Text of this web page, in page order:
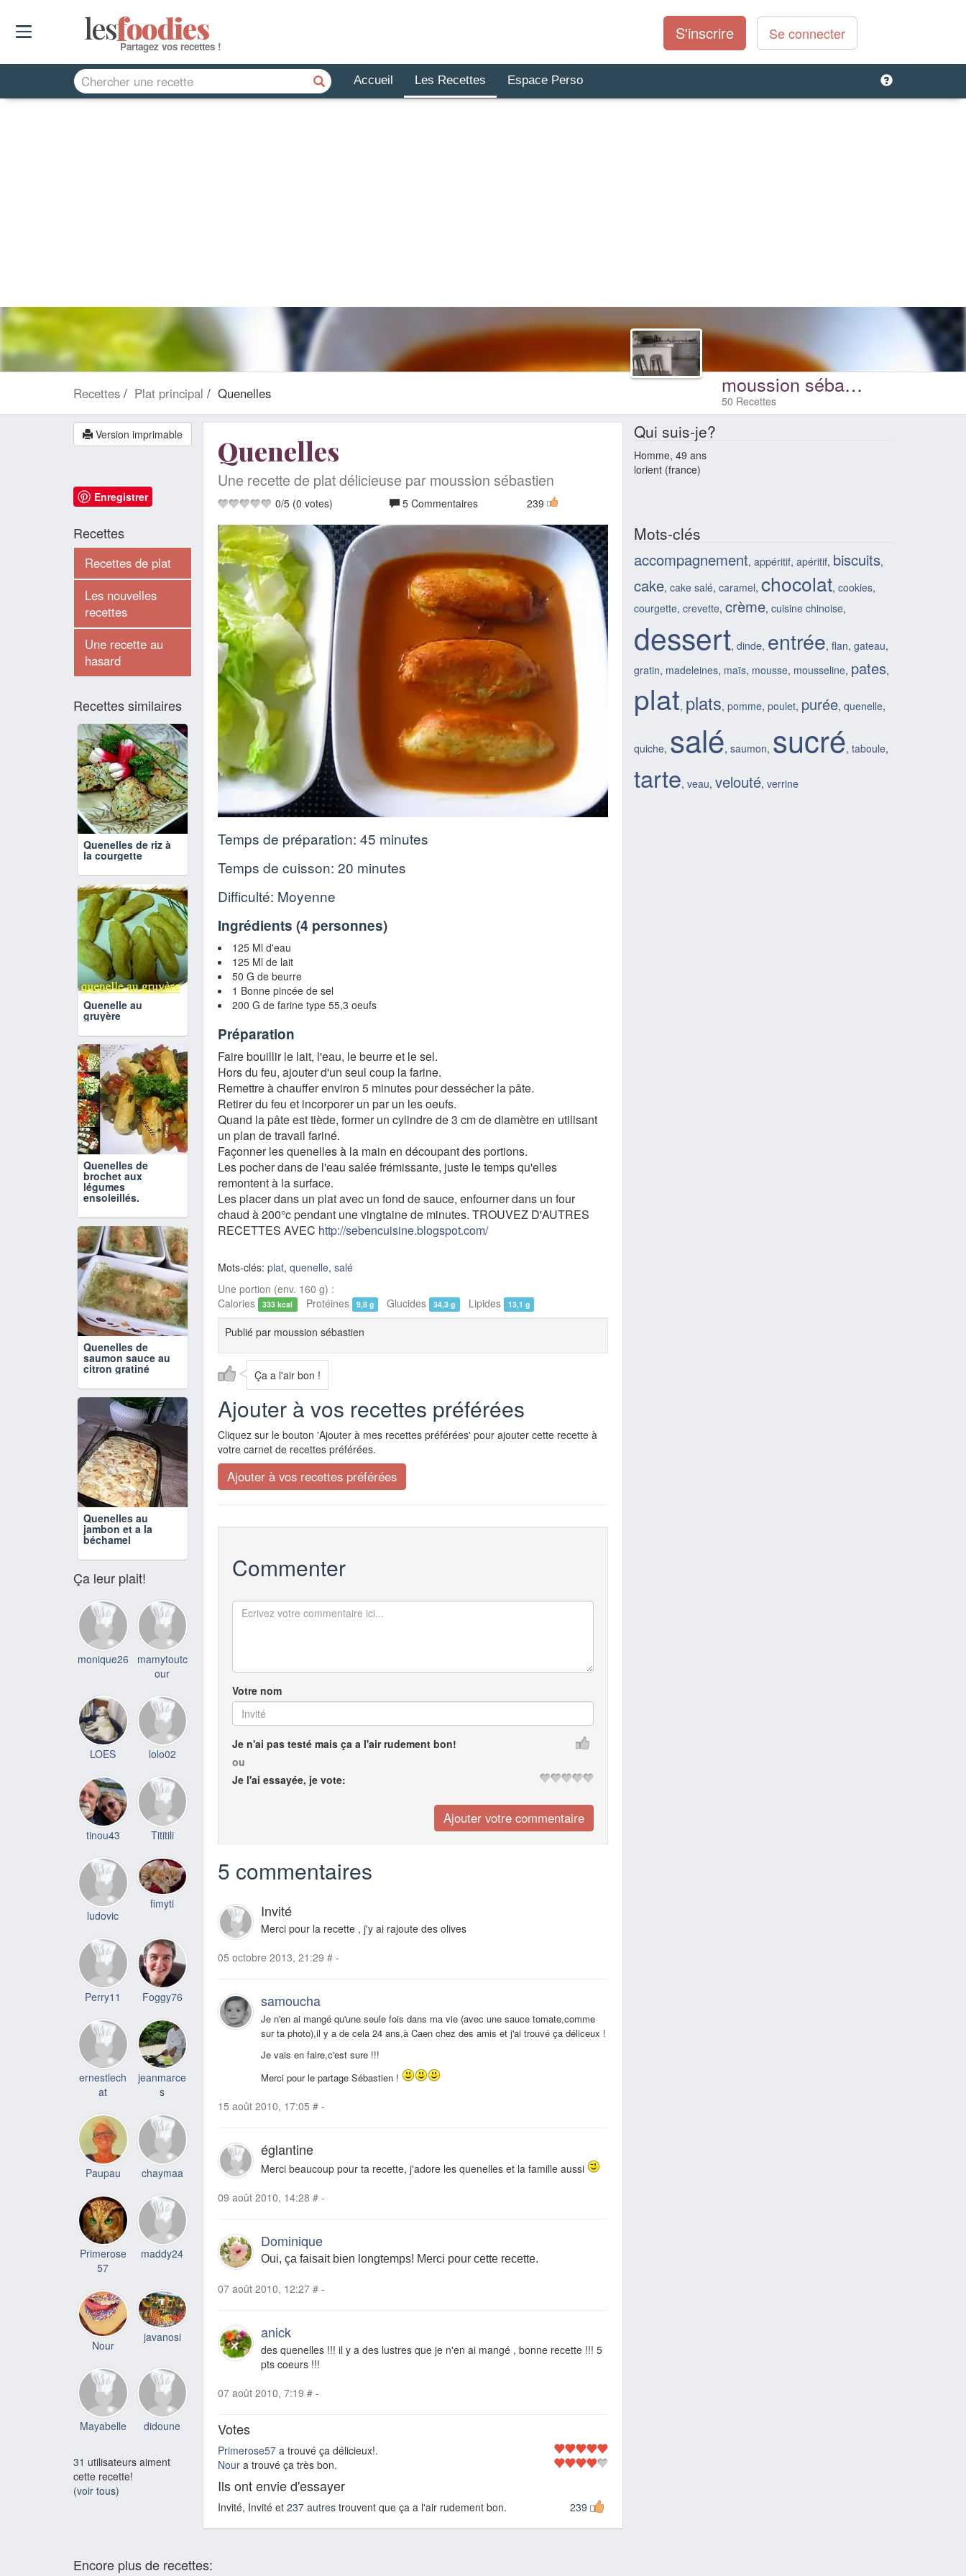
lesfoodies
Partagez vos recettes !
S'inscrire Se connecter
Accueil Les Recettes Espace Perso
Recettes Plat principal Quenelles moussion sébastien
50 Recettes
Quenelles
Une recette de plat délicieuse par moussion sébastien
0/5 (0 votes) 5 Commentaires 239
Temps de préparation: 45 minutes
Temps de cuisson: 20 minutes
Difficulté: Moyenne
Ingrédients (4 personnes)
125 Ml d'eau
125 Ml de lait
50 G de beurre
1 Bonne pincée de sel
200 G de farine type 55,3 oeufs
Préparation
Faire bouillir le lait, l'eau, le beurre et le sel.
Hors du feu, ajouter d'un seul coup la farine.
Remettre à chauffer environ 5 minutes pour dessécher la pâte.
Retirer du feu et incorporer un par un les oeufs.
Quand la pâte est tiède, former un cylindre de 3 cm de diamètre en utilisant
un plan de travail fariné.
Façonner les quenelles à la main en découpant des portions.
Les pocher dans de l'eau salée frémissante, juste le temps qu'elles
remontent à la surface.
Les placer dans un plat avec un fond de sauce, enfourner dans un four
chaud à 200°c pendant une vingtaine de minutes. TROUVEZ D'AUTRES
RECETTES AVEC http://sebencuisine.blogspot.com/
Mots-clés: plat, quenelle, salé
Une portion (env. 160 g) :
Calories
333 kcal Protéines 9,8 g Glucides 34,3 g Lipides 13,1 g
Publié par moussion sébastien
Ça a l'air bon !
Ajouter à vos recettes préférées
Cliquez sur le bouton 'Ajouter à mes recettes préférées' pour ajouter cette recette à
votre carnet de recettes préférées.
Commenter
Votre nom
Je n'ai pas testé mais ça a l'air rudement bon!
ou
Je l'ai essayée, je vote:
5 commentaires
Invité
Merci pour la recette , j'y ai rajoute des olives
05 octobre 2013, 21:29 # -
samoucha
Je n'en ai mangé qu'une seule fois dans ma vie (avec une sauce tomate,comme
sur ta photo),il y a de cela 24 ans,à Caen chez des amis et j'ai trouvé ça déliceux !
Je vais en faire,c'est sure !!!
Merci pour le partage Sébastien !
15 août 2010, 17:05 # -
églantine
Merci beaucoup pour ta recette, j'adore les quenelles et la famille aussi
09 août 2010, 14:28 # -
Dominique
Oui, ça faisait bien longtemps! Merci pour cette recette.
07 août 2010, 12:27 # -
anick
des quenelles !!! il y a des lustres que je n'en ai mangé , bonne recette !!! 5
pts coeurs !!!
07 août 2010, 7:19 # -
Votes
Primerose57 a trouvé ça délicieux!.
Nour a trouvé ça très bon.
Ils ont envie d'essayer
239
Invité, Invité et 237 autres trouvent que ça a l'air rudement bon.
Version imprimable
Enregistrer
Recettes
Recettes de plat
Les nouvelles
recettes
Une recette au
hasard
Recettes similaires
Quenelles de riz à
la courgette
Quenelle au
gruyère
Quenelles de
brochet aux
légumes
ensoleillés.
Quenelles de
saumon sauce au
citron gratiné
Quenelles au
jambon et a la
béchamel
Ça leur plait!
monique26
mamytoutc
our
LOES lolo02
tinou43 Tititili
ludovic
fimyti
Perry11 Foggy76
ernestlech
at
jeanmarce
s
Paupau chaymaa
Primerose
57
maddy24
Nour
javanosi
Mayabelle didoune
31 utilisateurs aiment
cette recette!
(voir tous)
Encore plus de recettes:
Qui suis-je?
Homme, 49 ans
lorient (france)
Mots-clés
accompagnement, appéritif, apéritif, biscuits,
cake, cake salé, caramel, chocolat, cookies,
courgette, crevette, crème, cuisine chinoise,
dessert, dinde, entrée, flan, gateau,
gratin, madeleines, maïs, mousse, mousseline, pates,
plat, plats, pomme, poulet, purée, quenelle,
quiche, salé, saumon, sucré, taboule,
tarte, veau, velouté, verrine